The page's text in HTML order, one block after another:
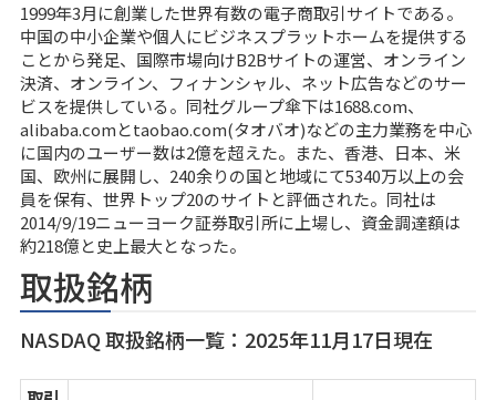
1999年3月に創業した世界有数の電子商取引サイトである。
中国の中小企業や個人にビジネスプラットホームを提供する
ことから発足、国際市場向けB2Bサイトの運営、オンライン
決済、オンライン、フィナンシャル、ネット広告などのサー
ビスを提供している。同社グループ傘下は1688.com、
alibaba.comとtaobao.com(タオバオ)などの主力業務を中心
に国内のユーザー数は2億を超えた。また、香港、日本、米
国、欧州に展開し、240余りの国と地域にて5340万以上の会
員を保有、世界トップ20のサイトと評価された。同社は
2014/9/19ニューヨーク証券取引所に上場し、資金調達額は
約218億と史上最大となった。
取扱銘柄
NASDAQ 取扱銘柄一覧：2025年11月17日現在